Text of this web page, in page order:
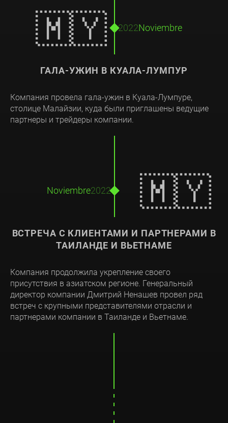
ГАЛА-УЖИН В КУАЛА-ЛУМПУР
Компания провела гала-ужин в Куала-Лумпуре,
столице Малайзии, куда были приглашены ведущие
партнеры и трейдеры компании.
Noviembre
2022
🇲🇾
ВСТРЕЧА С КЛИЕНТАМИ И ПАРТНЕРАМИ В
ТАИЛАНДЕ И ВЬЕТНАМЕ
Компания продолжила укрепление своего
присутствия в азиатском регионе. Генеральный
директор компании Дмитрий Ненашев провел ряд
встреч с крупными представителями отрасли и
партнерами компании в Таиланде и Вьетнаме.
Noviembre2022 🇲🇾